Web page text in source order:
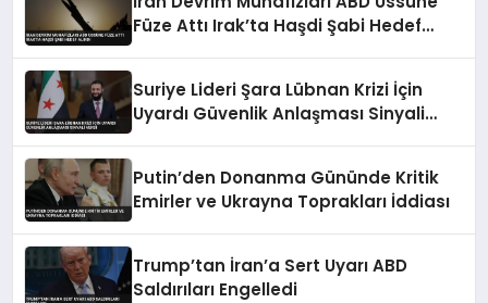
Füze Attı Irak’ta Haşdi Şabi Hedef
Suriye Lideri Şara Lübnan Krizi İçin
Uyardı Güvenlik Anlaşması Sinyali
Putin’den Donanma Gününde Kritik
Emirler ve Ukrayna Toprakları İddiası
Trump’tan İran’a Sert Uyarı ABD
Saldırıları Engelledi